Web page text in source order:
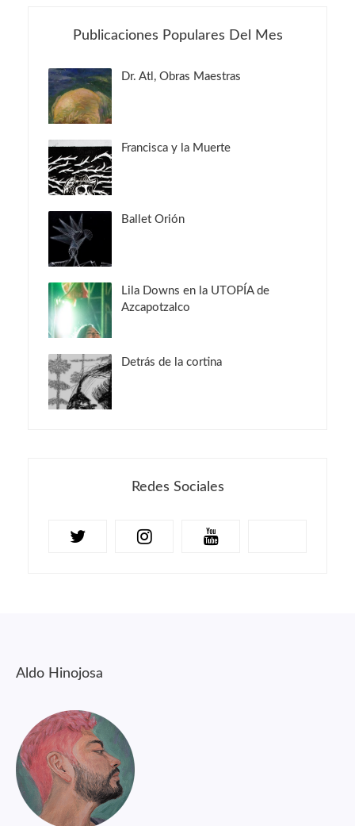
Publicaciones Populares Del Mes
Dr. Atl, Obras Maestras
Francisca y la Muerte
Ballet Orión
Lila Downs en la UTOPÍA de
Azcapotzalco
Detrás de la cortina
Redes Sociales
Aldo Hinojosa